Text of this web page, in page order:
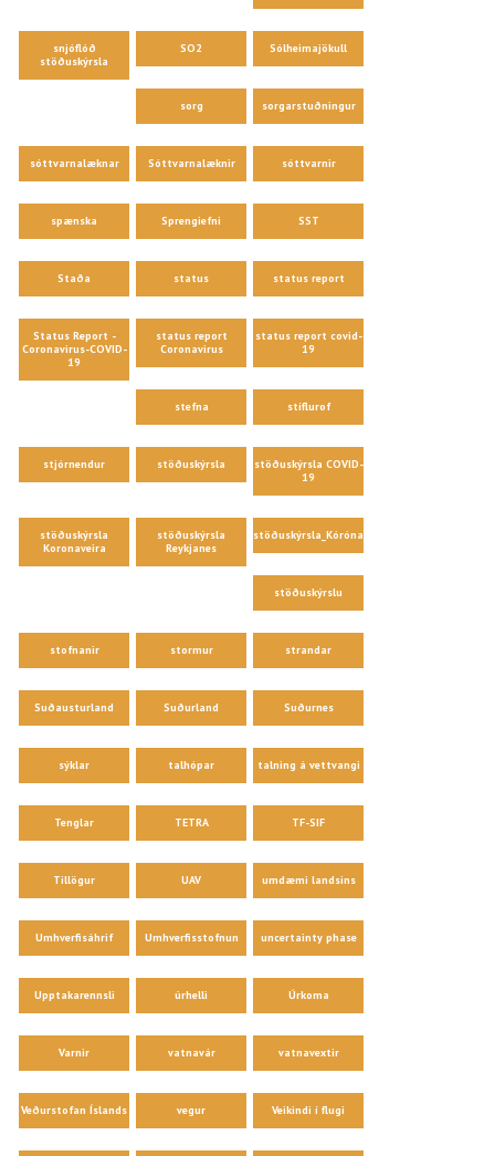
snjóflóð
stöðuskýrsla
SO2 Sólheimajökull
sorg sorgarstuðningur
sóttvarnalæknar Sóttvarnalæknir sóttvarnir
spænska Sprengiefni SST
Staða status status report
Status Report -
Coronavirus-COVID-
19
status report
Coronavirus
status report covid-
19
stefna stíflurof
stjórnendur stöðuskýrsla
stöðuskýrsla COVID-
19
stöðuskýrsla
Koronaveira
stöðuskýrsla
Reykjanes
stöðuskýrsla_Kórónaveira
stöðuskýrslu
stofnanir stormur strandar
Suðausturland Suðurland Suðurnes
sýklar talhópar talning á vettvangi
Tenglar TETRA TF-SIF
Tillögur UAV umdæmi landsins
Umhverfisáhrif Umhverfisstofnun uncertainty phase
Upptakarennsli úrhelli Úrkoma
Varnir vatnavár vatnavextir
Veðurstofan Íslands vegur Veikindi í flugi